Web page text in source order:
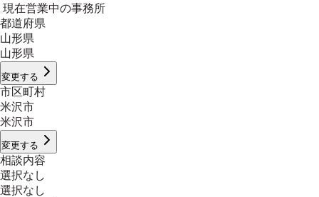
現在営業中の事務所
都道府県
山形県
山形県
変更する
市区町村
米沢市
米沢市
変更する
相談内容
選択なし
選択なし